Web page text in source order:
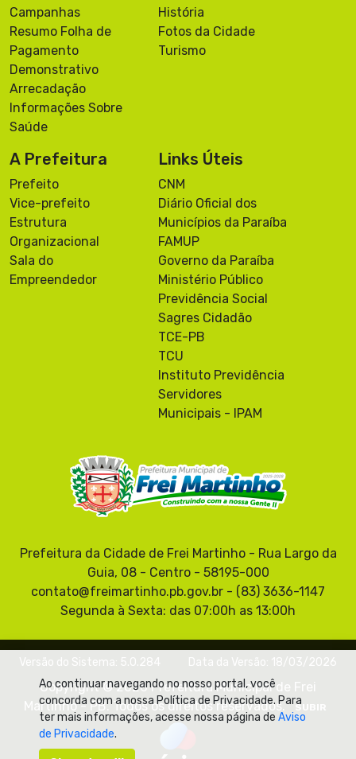
Campanhas
Resumo Folha de
Pagamento
Demonstrativo
Arrecadação
Informações Sobre
Saúde
História
Fotos da Cidade
Turismo
A Prefeitura
Prefeito
Vice-prefeito
Estrutura
Organizacional
Sala do
Empreendedor
Links Úteis
CNM
Diário Oficial dos
Municípios da Paraíba
FAMUP
Governo da Paraíba
Ministério Público
Previdência Social
Sagres Cidadão
TCE-PB
TCU
Instituto Previdência
Servidores
Municipais - IPAM
Prefeitura da Cidade de Frei Martinho - Rua Largo da
Guia, 08 - Centro - 58195-000
contato@freimartinho.pb.gov.br - (83) 3636-1147
Segunda à Sexta: das 07:00h as 13:00h
Versão do Sistema: 5.0.284 Data da Versão: 18/03/2026
Copyright © 2026 Prefeitura Municipal de Frei
Martinho - PB. Todos os direitos reservados.
SUBIR
Ao continuar navegando no nosso portal, você
concorda com a nossa Política de Privacidade. Para
ter mais informações, acesse nossa página deAviso
de Privacidade.